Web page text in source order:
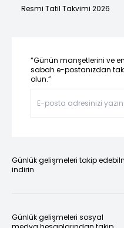
Resmi Tatil Takvimi 2026
“Günün manşetlerini ve
sabah e-postanızdan
olun.”
Günlük gelişmeleri takip
indirin
Günlük gelişmeleri sosyal